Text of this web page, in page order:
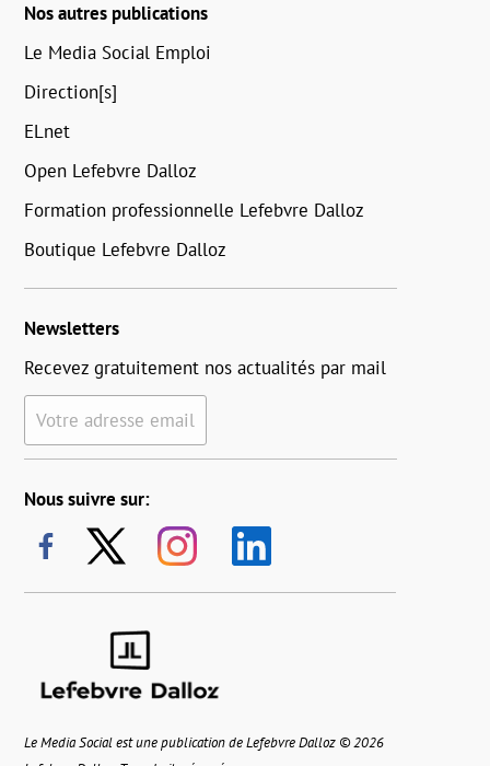
Nos autres publications
Le Media Social Emploi
Direction[s]
ELnet
Open Lefebvre Dalloz
Formation professionnelle Lefebvre Dalloz
Boutique Lefebvre Dalloz
Newsletters
Recevez gratuitement nos actualités par mail
Votre adresse email
Nous suivre sur:
Le Media Social est une publication de Lefebvre Dalloz © 2026